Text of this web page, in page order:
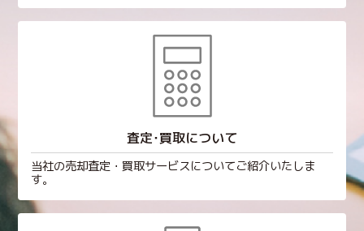
査定･買取について
当社の売却査定・買取サービスについてご紹介いたしま
す。